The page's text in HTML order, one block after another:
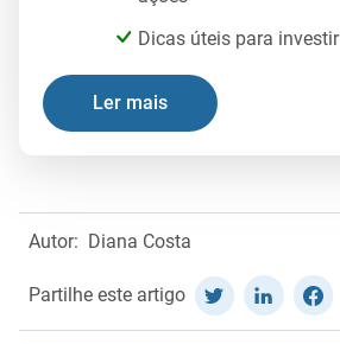
Dicas úteis para investir
Ler mais
Autor: Diana Costa
Partilhe este artigo